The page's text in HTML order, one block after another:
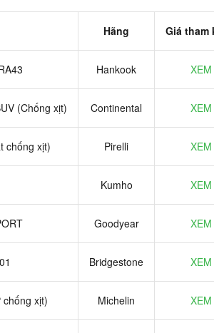
Hãng Giá tham
Hankook XEM
(Chống xịt) Continental XEM
chống xịt) Pirelli XEM
Kumho XEM
Goodyear XEM
Bridgestone XEM
chống xịt) Michelin XEM